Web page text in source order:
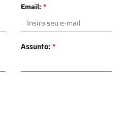
Email:*
Assunto:*